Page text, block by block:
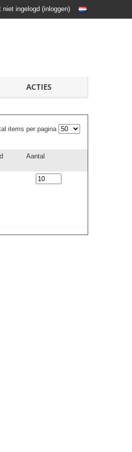
niet ingelogd (inloggen)
ACTIES
items per pagina
Aantal